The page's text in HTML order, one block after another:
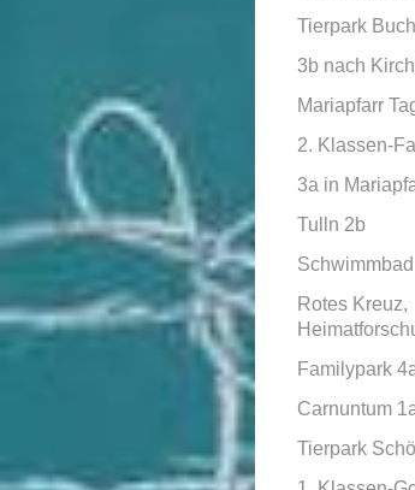
Tierpark
3b nach
Mariapfarr
2. Klassen-
3a in
Tulln 2b
Schwimmbad
Rotes Kreuz,
Familypark
Carnuntum
Tierpark